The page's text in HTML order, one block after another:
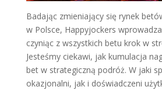
Badając zmieniający się rynek
w Polsce, Happyjockers
czyniąc z wszystkich betu krok w
Jesteśmy ciekawi, jak kumulacja
bet w strategiczną podróż. W jaki
okazjonalni, jak i doświadczeni